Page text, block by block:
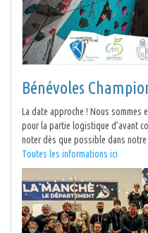
Bénévoles
La date approche ! Nous sommes
pour la partie logistique d’avant
noter dès que possible dans
Toutes les informations ici